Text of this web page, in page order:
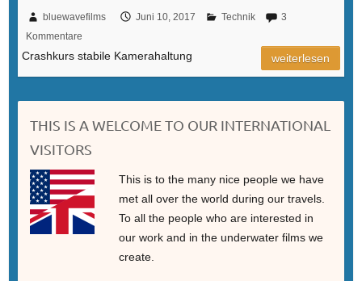
bluewavefilms Juni 10, 2017 Technik
3
Kommentare
Crashkurs stabile Kamerahaltung weiterlesen
THIS IS A WELCOME TO OUR INTERNATIONAL
VISITORS
This is to the many nice people we have
met all over the world during our travels.
To all the people who are interested in
our work and in the underwater films we
create.